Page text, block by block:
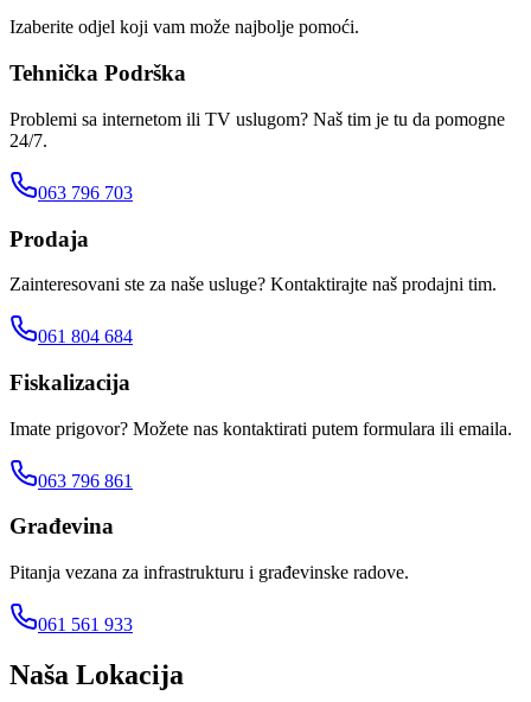
Izaberite odjel koji vam može najbolje pomoći.
Tehnička Podrška
Problemi sa internetom ili TV uslugom? Naš tim je tu da pomogne
24/7.
063 796 703
Prodaja
Zainteresovani ste za naše usluge? Kontaktirajte naš prodajni tim.
061 804 684
Fiskalizacija
Imate prigovor? Možete nas kontaktirati putem formulara ili emaila.
063 796 861
Građevina
Pitanja vezana za infrastrukturu i građevinske radove.
061 561 933
Naša Lokacija